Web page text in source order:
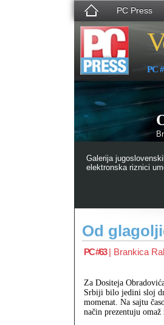
PC Press
PC
Galerija
elektronska riznici
Od
PC #63| Brankica
Za Dositeja
Srbiji bilo jedini sloj
momenat. Na sajtu
način prezentuju